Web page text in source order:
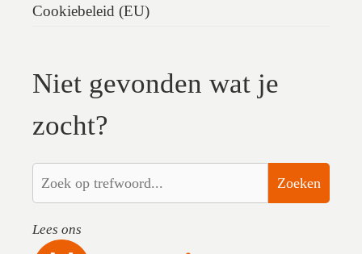
Cookiebeleid (EU)
Niet gevonden wat je
zocht?
Zoeken
Lees ons